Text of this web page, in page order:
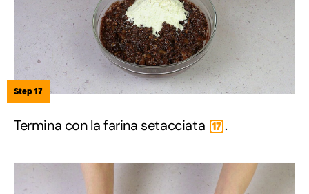
Step 17
Termina con la farina setacciata 17 .